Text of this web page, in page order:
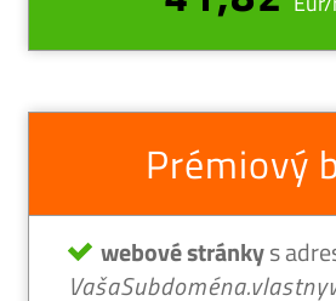
Prémiový
webové stránkys